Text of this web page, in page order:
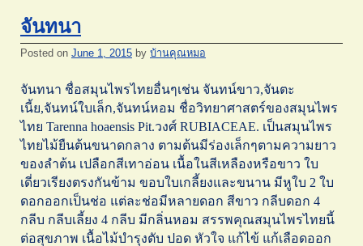
จันทนา
Posted on June 1, 2015 by บ้านคุณหมอ
จันทนา ชื่อสมุนไพรไทยอื่นๆเช่น จันทน์ขาว,จันตะ
เนี้ย,จันทน์ใบเล็ก,จันทน์หอม ชื่อวิทยาศาสตร์ของสมุนไพร
ไทย Tarenna hoaensis Pit.วงศ์ RUBIACEAE. เป็นสมุนไพร
ไทยไม้ยืนต้นขนาดกลาง ตามต้นมีร่องเล็กๆตามความยาว
ของลำต้น เปลือกสีเทาอ่อน เนื้อในสีเหลืองหรือขาว ใบ
เดี่ยวเรียงตรงกันข้าม ขอบใบเกลี้ยงและขนาน มีหูใบ 2 ใบ
ดอกออกเป็นช่อ แต่ละช่อมีหลายดอก สีขาว กลีบดอก 4
กลีบ กลีบเลี้ยง 4 กลีบ มีกลิ่นหอม สรรพคุณสมุนไพรไทยนี้
ต่อสุขภาพ เนื้อไม้บำรุงตับ ปอด หัวใจ แก้ไข้ แก้เลือดออก